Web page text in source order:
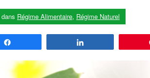
dans Régime Alimentaire, Régime Naturel